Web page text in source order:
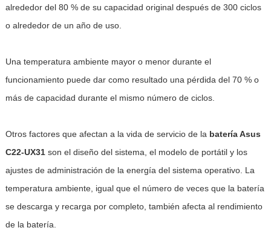
alrededor del 80 % de su capacidad original después de 300 ciclos
o alrededor de un año de uso.
Una temperatura ambiente mayor o menor durante el
funcionamiento puede dar como resultado una pérdida del 70 % o
más de capacidad durante el mismo número de ciclos.
Otros factores que afectan a la vida de servicio de la batería Asus
C22-UX31son el diseño del sistema, el modelo de portátil y los
ajustes de administración de la energía del sistema operativo. La
temperatura ambiente, igual que el número de veces que la batería
se descarga y recarga por completo, también afecta al rendimiento
de la batería.